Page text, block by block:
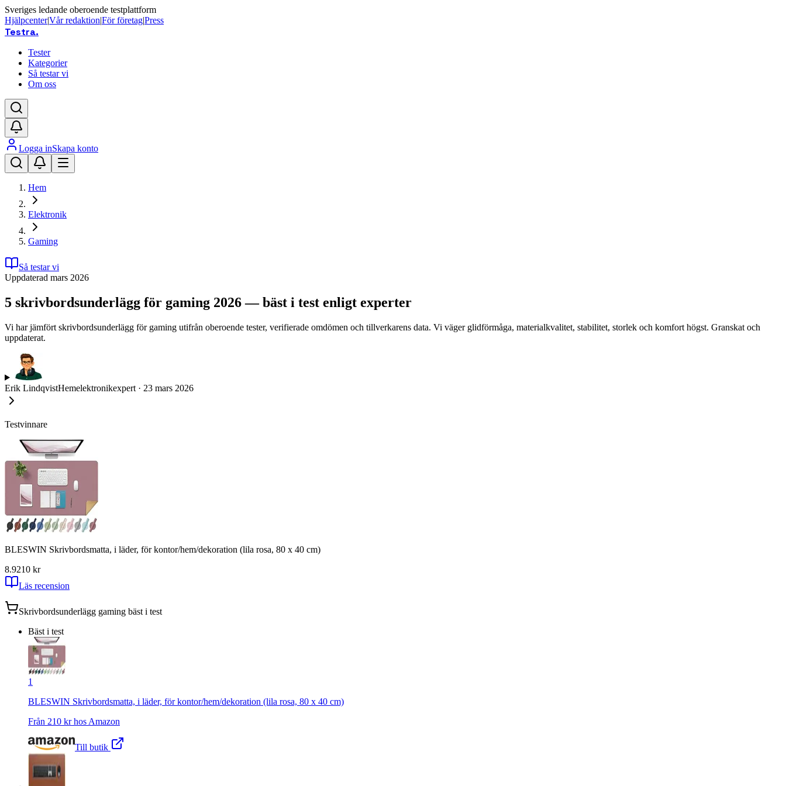
Sveriges ledande oberoende testplattform
Hjälpcenter|Vår redaktion|För företag|Press
Testra.
Tester
Kategorier
Så testar vi
Om oss
Logga inSkapa konto
Hem
Elektronik
Gaming
Så testar vi
Uppdaterad mars 2026
5 skrivbordsunderlägg för gaming 2026 — bäst i test enligt experter
Vi har jämfört skrivbordsunderlägg för gaming utifrån oberoende tester, verifierade omdömen och tillverkarens data. Vi väger glidförmåga, materialkvalitet, stabilitet, storlek och komfort högst. Granskat och
uppdaterat.
Erik LindqvistHemelektronikexpert · 23 mars 2026
Testvinnare
BLESWIN Skrivbordsmatta, i läder, för kontor/hem/dekoration (lila rosa, 80 x 40 cm)
8.9210 kr
Läs recension
Skrivbordsunderlägg gaming bäst i test
Bäst i test
1
BLESWIN Skrivbordsmatta, i läder, för kontor/hem/dekoration (lila rosa, 80 x 40 cm)
Från 210 kr hos Amazon
Till butik